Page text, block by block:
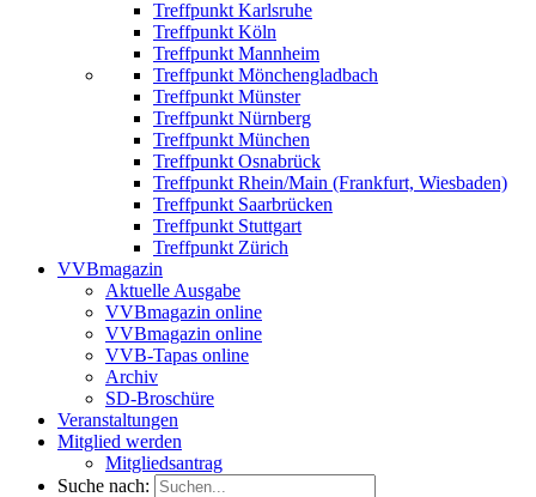
Treffpunkt Karlsruhe
Treffpunkt Köln
Treffpunkt Mannheim
Treffpunkt Mönchengladbach
Treffpunkt Münster
Treffpunkt Nürnberg
Treffpunkt München
Treffpunkt Osnabrück
Treffpunkt Rhein/Main (Frankfurt, Wiesbaden)
Treffpunkt Saarbrücken
Treffpunkt Stuttgart
Treffpunkt Zürich
VVBmagazin
Aktuelle Ausgabe
VVBmagazin online
VVBmagazin online
VVB-Tapas online
Archiv
SD-Broschüre
Veranstaltungen
Mitglied werden
Mitgliedsantrag
Suche nach: